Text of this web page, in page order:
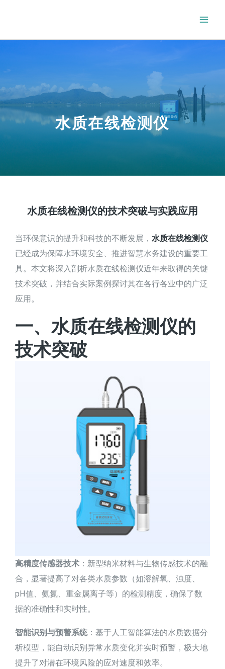
水质在线检测仪
水质在线检测仪的技术突破与实践应用
当环保意识的提升和科技的不断发展， 水质在线检测仪
已经成为保障水环境安全、推进智慧水务建设的重要工
具。本文将深入剖析水质在线检测仪近年来取得的关键
技术突破，并结合实际案例探讨其在各行各业中的广泛
应用。
一、水质在线检测仪的
技术突破
高精度传感器技术 ：新型纳米材料与生物传感技术的融
合，显著提高了对各类水质参数（如溶解氧、浊度、
pH值、氨氮、重金属离子等）的检测精度，确保了数
据的准确性和实时性。
智能识别与预警系统：基于人工智能算法的水质数据分
析模型，能自动识别异常水质变化并实时预警，极大地
提升了对潜在环境风险的应对速度和效率。